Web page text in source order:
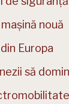
nouă
Europa
să